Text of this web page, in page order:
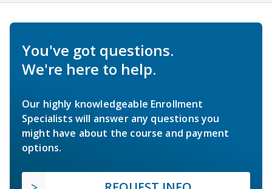
You've got questions.
We're here to help.
Our highly knowledgeable Enrollment
Specialists will answer any questions you
might have about the course and payment
options.